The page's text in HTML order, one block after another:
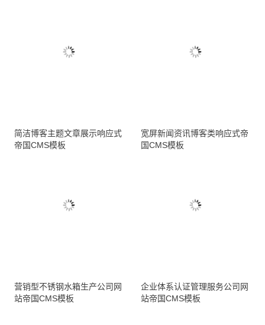
简洁博客主题文章展示响应式
帝国CMS模板
宽屏新闻资讯博客类响应式帝
国CMS模板
营销型不锈钢水箱生产公司网
站帝国CMS模板
企业体系认证管理服务公司网
站帝国CMS模板